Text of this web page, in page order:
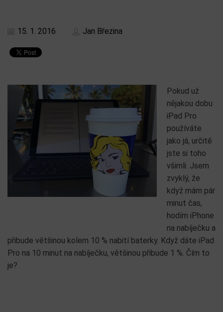
15. 1. 2016 Jan Březina
Pokud už
nějakou dobu
iPad Pro
používáte
jako já, určitě
jste si toho
všimli. Jsem
zvyklý, že
když mám pár
minut čas,
hodím iPhone
na nabíječku a
přibude většinou kolem 10 % nabití baterky. Když dáte iPad
Pro na 10 minut na nabíječku, většinou přibude 1 %. Čím to
je?